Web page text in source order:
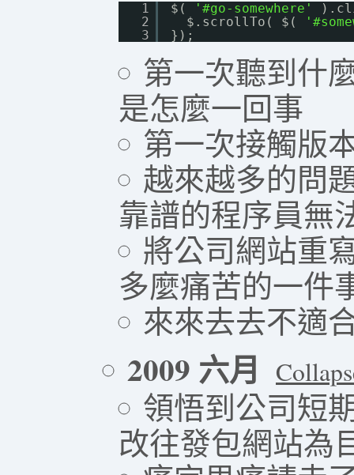
1
2
3
$( '#go-somewhere'
$.scrollTo( $(
});
第一次聽到什
是怎麼一回事
第一次接觸版
越來越多的問
靠譜的程序員無
將公司網站重
多麼痛苦的一件
來來去去不適
2009 六月
領悟到公司短
改往發包網站為